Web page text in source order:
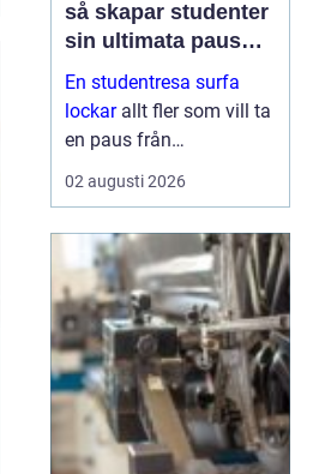
så skapar studenter
sin ultimata paus
från plugget
En studentresa surfa
lockarallt fler som vill ta
en paus från
föreläsningar, tentaplugg
och sena kvällar i
både fysisk utmaning
och mental
återhämtning, samtidigt
som ...
02 augusti 2026